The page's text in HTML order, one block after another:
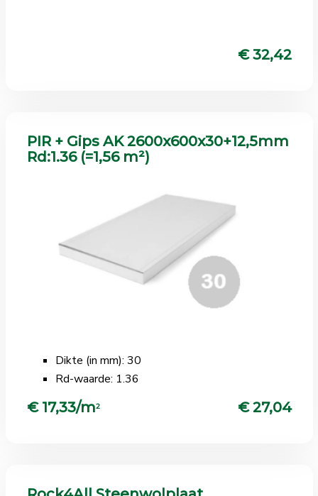
€ 32,42
PIR + Gips AK 2600x600x30+12,5mm
Rd:1.36 (=1,56 m²)
Dikte (in mm): 30
Rd-waarde: 1.36
€ 17,33/m2 € 27,04